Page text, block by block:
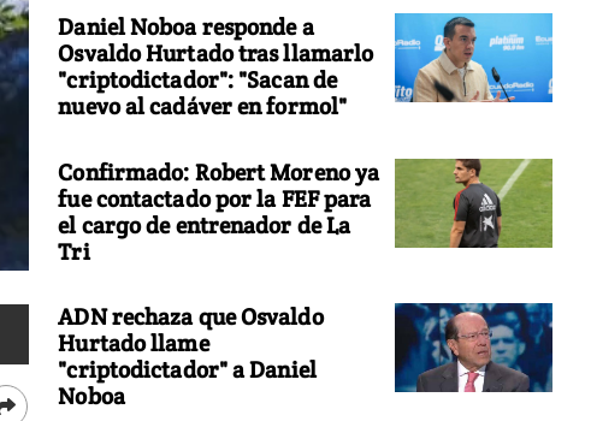
Daniel Noboa responde a
Osvaldo Hurtado tras llamarlo
"criptodictador": "Sacan de
nuevo al cadáver en formol"
Confirmado: Robert Moreno ya
fue contactado por la FEF para
el cargo de entrenador de La
Tri
ADN rechaza que Osvaldo
Hurtado llame
"criptodictador" a Daniel
Noboa